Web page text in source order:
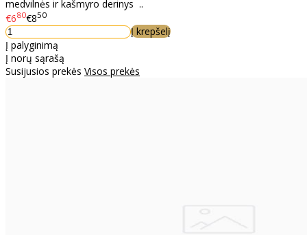
medvilnės ir kašmyro derinys ..
€680€850
Į krepšelį
Į palyginimą
Į norų sąrašą
Susijusios prekės Visos prekės